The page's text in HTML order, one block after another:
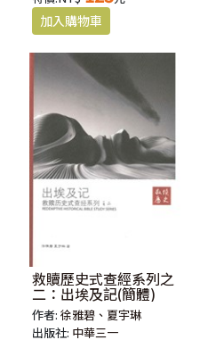
救贖歷史式查經系列之
二：出埃及記(簡體)
作者:徐雅碧、夏宇琳
出版社: 中華三一